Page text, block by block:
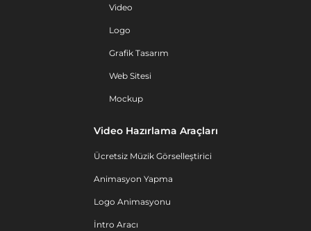
Video
Logo
Grafik Tasarım
Web Sitesi
Mockup
Video Hazırlama Araçları
Ücretsiz Müzik Görselleştirici
Animasyon Yapma
Logo Animasyonu
İntro Aracı